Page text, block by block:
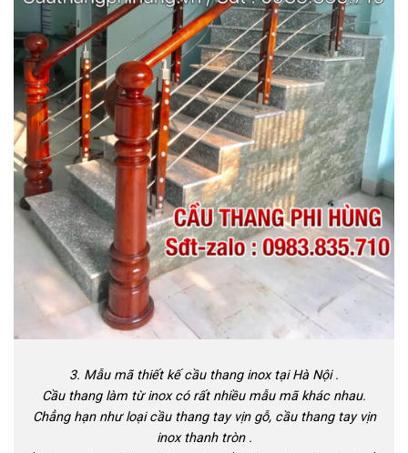
3. Mẫu mã thiết kế cầu thang inox tại Hà Nội .
Cầu thang làm từ inox có rất nhiều mẫu mã khác nhau.
Chẳng hạn như loại cầu thang tay vịn gỗ, cầu thang tay vịn
inox thanh tròn .